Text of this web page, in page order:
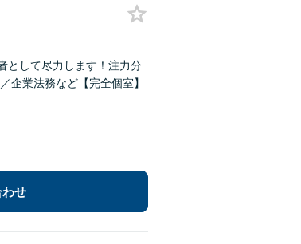
として尽力します！注力分
企業法務など【完全個室】
わせ